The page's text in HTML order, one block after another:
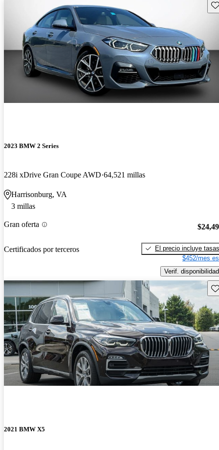
2023 BMW 2 Series
228i xDrive Gran Coupe AWD 64,521 millas
Harrisonburg, VA
3 millas
Gran oferta
Certificados por terceros
El precio incluye tasas
$452/mes
Verif. disponibilidad
2021 BMW X5